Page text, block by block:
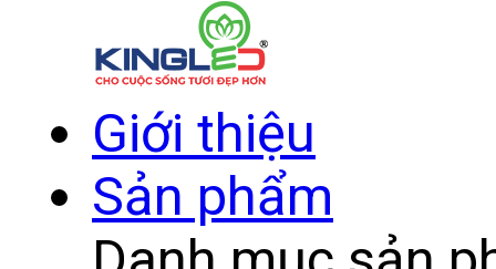
Giới thiệu
Sản phẩm